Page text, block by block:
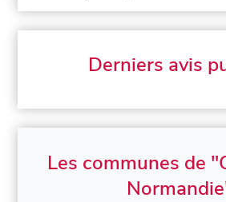
Derniers avis
Les communes de